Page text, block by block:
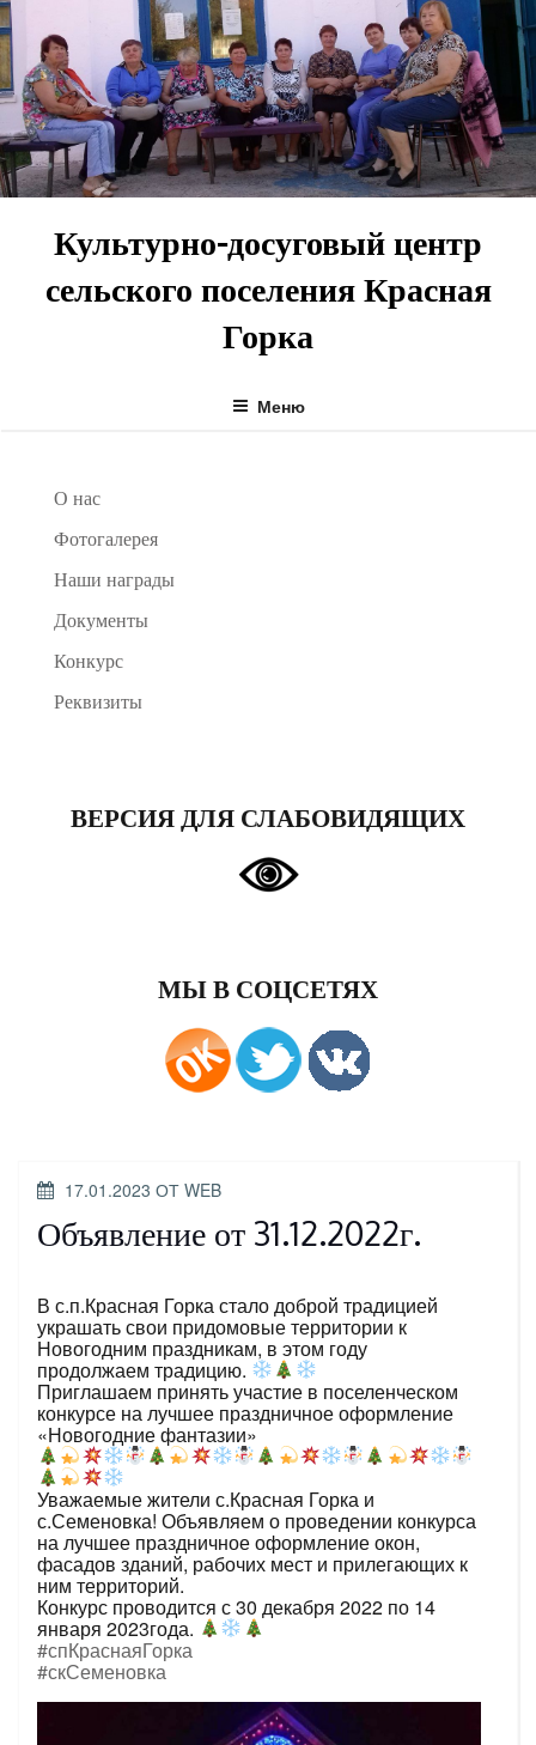
Перейти
к
содержимому
Культурно-досуговый центр
сельского поселения Красная
Горка
Меню
О нас
Фотогалерея
Наши награды
Документы
Конкурс
Реквизиты
ВЕРСИЯ ДЛЯ СЛАБОВИДЯЩИХ
МЫ В СОЦСЕТЯХ
ОПУБЛИКОВАНО
17.01.2023 ОТ WEB
Объявление от 31.12.2022г.
В с.п.Красная Горка стало доброй традицией
украшать свои придомовые территории к
Новогодним праздникам, в этом году
продолжаем традицию.
Приглашаем принять участие в поселенческом
конкурсе на лучшее праздничное оформление
«Новогодние фантазии»
Уважаемые жители с.Красная Горка и
с.Семеновка! Объявляем о проведении конкурса
на лучшее праздничное оформление окон,
фасадов зданий, рабочих мест и прилегающих к
ним территорий.
Конкурс проводится с 30 декабря 2022 по 14
января 2023года.
#спКраснаяГорка
#скСеменовка